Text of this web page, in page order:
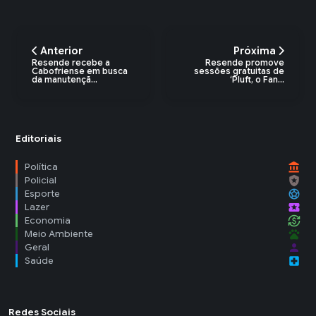
Anterior
Resende recebe a
Cabofriense em busca
da manutençã...
Próxima
Resende promove
sessões gratuitas de
‘Pluft, o Fan...
Editoriais
Política account_balance
Policial local_police
Esporte sports_soccer
Lazer local_activity
Economia currency_exchange
Meio Ambiente pets
Geral person
Saúde local_hospital
Redes Sociais